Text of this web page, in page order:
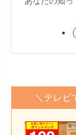
＼テレビ